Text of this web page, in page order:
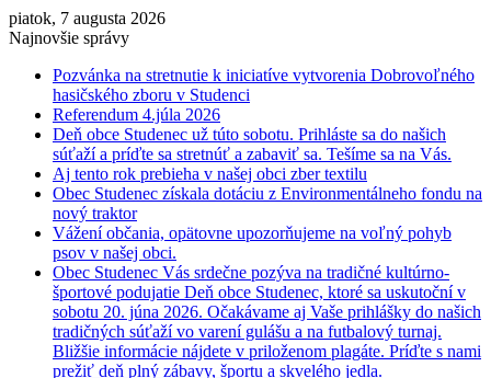
piatok, 7 augusta 2026
Najnovšie správy
Pozvánka na stretnutie k iniciatíve vytvorenia Dobrovoľného
hasičského zboru v Studenci
Referendum 4.júla 2026
Deň obce Studenec už túto sobotu. Prihláste sa do našich
súťaží a príďte sa stretnúť a zabaviť sa. Tešíme sa na Vás.
Aj tento rok prebieha v našej obci zber textilu
Obec Studenec získala dotáciu z Environmentálneho fondu na
nový traktor
Vážení občania, opätovne upozorňujeme na voľný pohyb
psov v našej obci.
Obec Studenec Vás srdečne pozýva na tradičné kultúrno-
športové podujatie Deň obce Studenec, ktoré sa uskutoční v
sobotu 20. júna 2026. Očakávame aj Vaše prihlášky do našich
tradičných súťaží vo varení gulášu a na futbalový turnaj.
Bližšie informácie nájdete v priloženom plagáte. Príďte s nami
prežiť deň plný zábavy, športu a skvelého jedla.